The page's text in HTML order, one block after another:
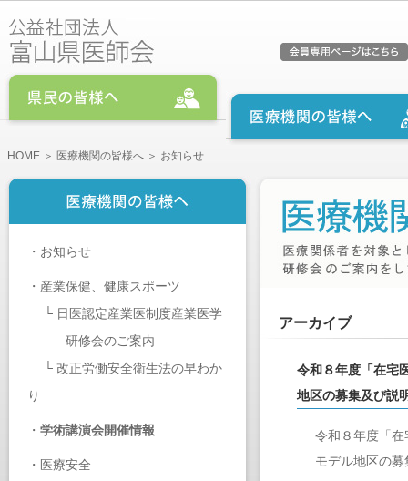
HOME ＞ 医療機関の皆様へ ＞ お知らせ
・ お知らせ
・ 産業保健、健康スポーツ
└ 日医認定産業医制度産業医学
研修会のご案内
└ 改正労働安全衛生法の早わか
り
・ 学術講演会開催情報
・ 医療安全
アーカイブ
令和８年度「在宅
地区の募集及び説
令和８年度「
モデル地区の